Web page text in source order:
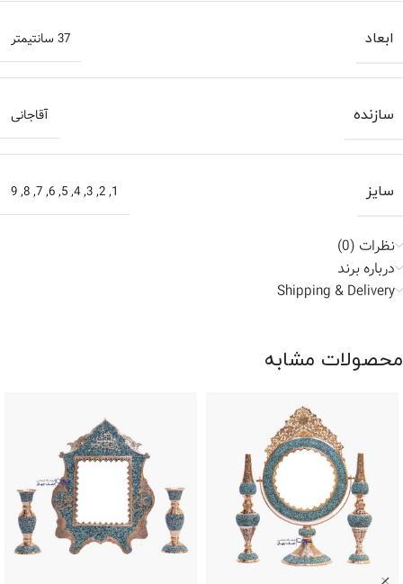
ابعاد 37 سانتیمتر
سازنده آقاجانی
سایز 1
,
2
,
3
,
4
,
5
,
6
,
7
,
8
,
9
نظرات (0)
درباره برند
Shipping & Delivery
محصولات مشابه